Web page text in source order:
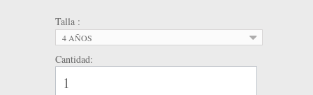
Talla :
4 AÑOS
Cantidad: